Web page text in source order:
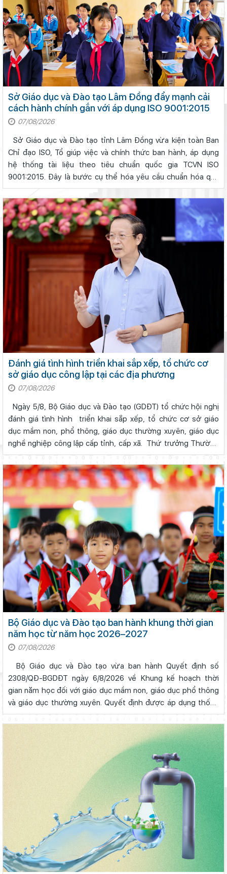
Sở Giáo dục và Đào tạo Lâm Đồng đẩy mạnh cải
cách hành chính gắn với áp dụng ISO 9001:2015
07/08/2026
Sở Giáo dục và Đào tạo tỉnh Lâm Đồng vừa kiện toàn Ban
Chỉ đạo ISO, Tổ giúp việc và chính thức ban hành, áp dụng
hệ thống tài liệu theo tiêu chuẩn quốc gia TCVN ISO
9001:2015. Đây là bước cụ thể hóa yêu cầu chuẩn hóa quy
trình giải quyết công việc, nâng cao hiệu lực quản lý và chất
lượng phục vụ t...
Đánh giá tình hình triển khai sắp xếp, tổ chức cơ
sở giáo dục công lập tại các địa phương
07/08/2026
Ngày 5/8, Bộ Giáo dục và Đào tạo (GDĐT) tổ chức hội nghị
đánh giá tình hình triển khai sắp xếp, tổ chức cơ sở giáo
dục mầm non, phổ thông, giáo dục thường xuyên, giáo dục
nghề nghiệp công lập cấp tỉnh, cấp xã. Thứ trưởng Thường
trực Phạm Ngọc Thưởng chủ trì hội nghị.Quang cảnh hội
nghị Tham dự ...
Bộ Giáo dục và Đào tạo ban hành khung thời gian
năm học từ năm học 2026–2027
07/08/2026
Bộ Giáo dục và Đào tạo vừa ban hành Quyết định số
2308/QĐ-BGDĐT ngày 6/8/2026 về Khung kế hoạch thời
gian năm học đối với giáo dục mầm non, giáo dục phổ thông
và giáo dục thường xuyên. Quyết định được áp dụng thống
nhất trên toàn quốc từ năm học 2026–2027 và các năm học
tiếp theo. Theo Quyết định...